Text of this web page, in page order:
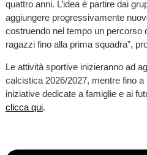
quattro anni. L’idea è partire dai
aggiungere progressivamente
costruendo nel tempo un percorso
ragazzi fino alla prima squadra”,
Le attività sportive inizieranno ad
calcistica 2026/2027, mentre fino
iniziative dedicate a famiglie e ai
clicca qui.